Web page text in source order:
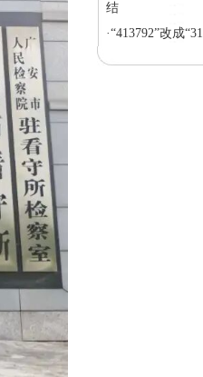
结
·“413792”改成